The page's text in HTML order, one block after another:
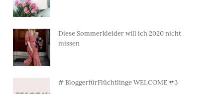
Diese Sommerkleider will ich 2020 nicht
missen
# BloggerfürFlüchtlinge WELCOME #3